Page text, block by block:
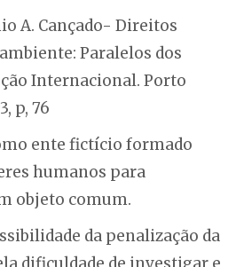
A. Cançado- Direitos
Paralelos dos
Internacional. Porto
p, 76
ente fictício formado
humanos para
objeto comum.
da penalização da